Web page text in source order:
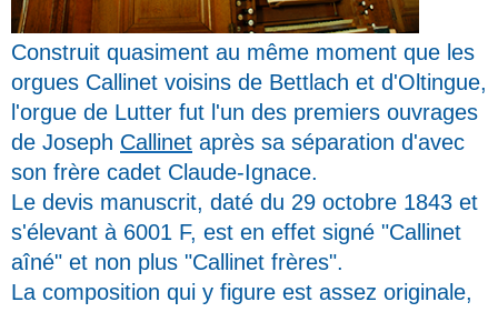
Construit quasiment au même moment que les
orgues Callinet voisins de Bettlach et d'Oltingue,
l'orgue de Lutter fut l'un des premiers ouvrages
de Joseph Callinet après sa séparation d'avec
son frère cadet Claude-Ignace.
Le devis manuscrit, daté du 29 octobre 1843 et
s'élevant à 6001 F, est en effet signé "Callinet
aîné" et non plus "Callinet frères".
La composition qui y figure est assez originale,